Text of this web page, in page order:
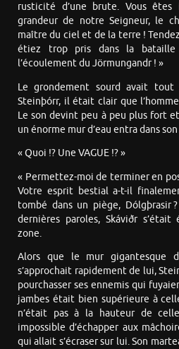
rusticité d’une brute. Vous
grandeur de notre Seigneur, le
maître du ciel et de la terre !
étiez trop pris dans la bataille
l’écoulement du Jörmungandr ! »
Le grondement sourd avait
Steinþórr, il était clair que
Le son devint peu à peu plus fort
un énorme mur d’eau entra dans
« Quoi !? Une VAGUE !? »
« Permettez-moi de terminer en
Votre esprit bestial a-t-il
tombé dans un piège, Dólgþrasir
dernières paroles, Skáviðr
zone.
Alors que le mur gigantesque
s’approchait rapidement de lui,
pourchasser ses ennemis qui
jambes était bien supérieure à
n’était pas à la hauteur de
impossible d’échapper aux
qui allait s’écraser sur lui. Son